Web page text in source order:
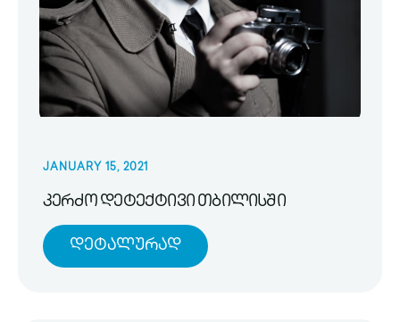
JANUARY 15, 2021
კერძო დეტექტივი თბილისში
Დეტალურად